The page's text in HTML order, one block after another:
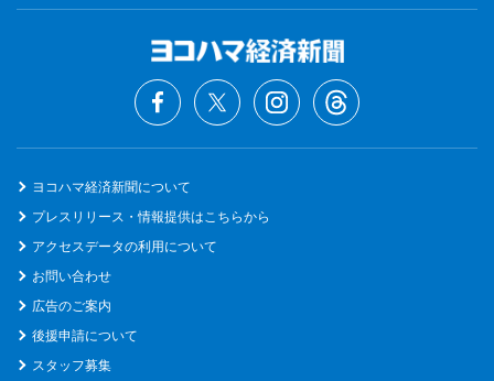
ヨコハマ経済新聞について
プレスリリース・情報提供はこちらから
アクセスデータの利用について
お問い合わせ
広告のご案内
後援申請について
スタッフ募集